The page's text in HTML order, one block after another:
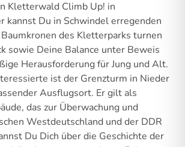
Kletterwald Climb Up! in
kannst Du in Schwindel erregenden
des Kletterparks turnen
sowie Deine Balance unter Beweis
Herausforderung für Jung und Alt.
ist der Grenzturm in Nieder
Ausflugsort. Er gilt als
das zur Überwachung und
Westdeutschland und der DDR
Du Dich über die Geschichte der